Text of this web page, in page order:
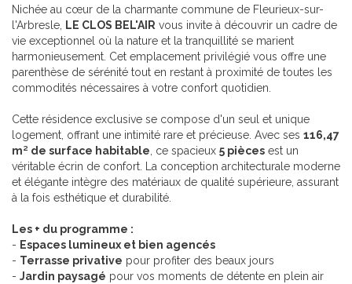
Nichée au cœur de la charmante commune de Fleurieux-sur-
l'Arbresle, LE CLOS BEL'AIR vous invite à découvrir un cadre de
vie exceptionnel où la nature et la tranquillité se marient
harmonieusement. Cet emplacement privilégié vous offre une
parenthèse de sérénité tout en restant à proximité de toutes les
commodités nécessaires à votre confort quotidien.
Cette résidence exclusive se compose d'un seul et unique
logement, offrant une intimité rare et précieuse. Avec ses 116,47
m² de surface habitable, ce spacieux 5 pièces est un
véritable écrin de confort. La conception architecturale moderne
et élégante intègre des matériaux de qualité supérieure, assurant
à la fois esthétique et durabilité.
Les + du programme :
- Espaces lumineux et bien agencés
- Terrasse privative pour profiter des beaux jours
- Jardin paysagé pour vos moments de détente en plein air